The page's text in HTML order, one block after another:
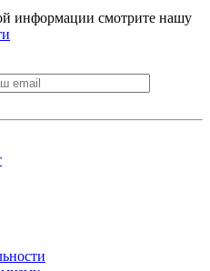
информации смотрите нашу